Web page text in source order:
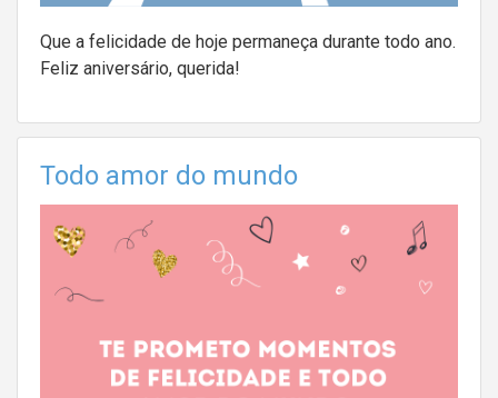
Que a felicidade de hoje permaneça durante todo ano.
Feliz aniversário, querida!
Todo amor do mundo